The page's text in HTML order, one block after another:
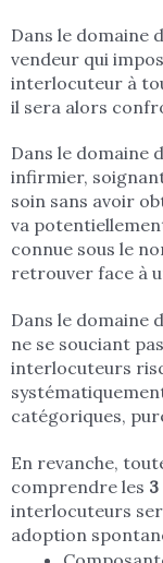
Dans le domaine
vendeur qui
interlocuteur à
il sera alors
Dans le domaine
infirmier,
soin sans avoir
va
connue sous le
retrouver face à
Dans le domaine
ne se souciant
interlocuteurs
catégoriques,
En revanche,
comprendre les
interlocuteurs
adoption